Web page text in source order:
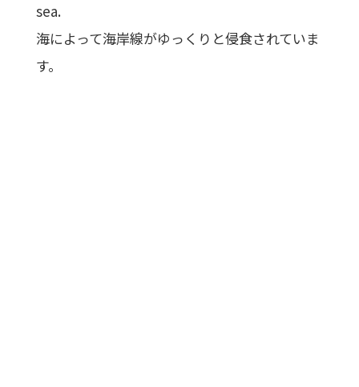
sea.
海によって海岸線がゆっくりと侵食されていま
す。